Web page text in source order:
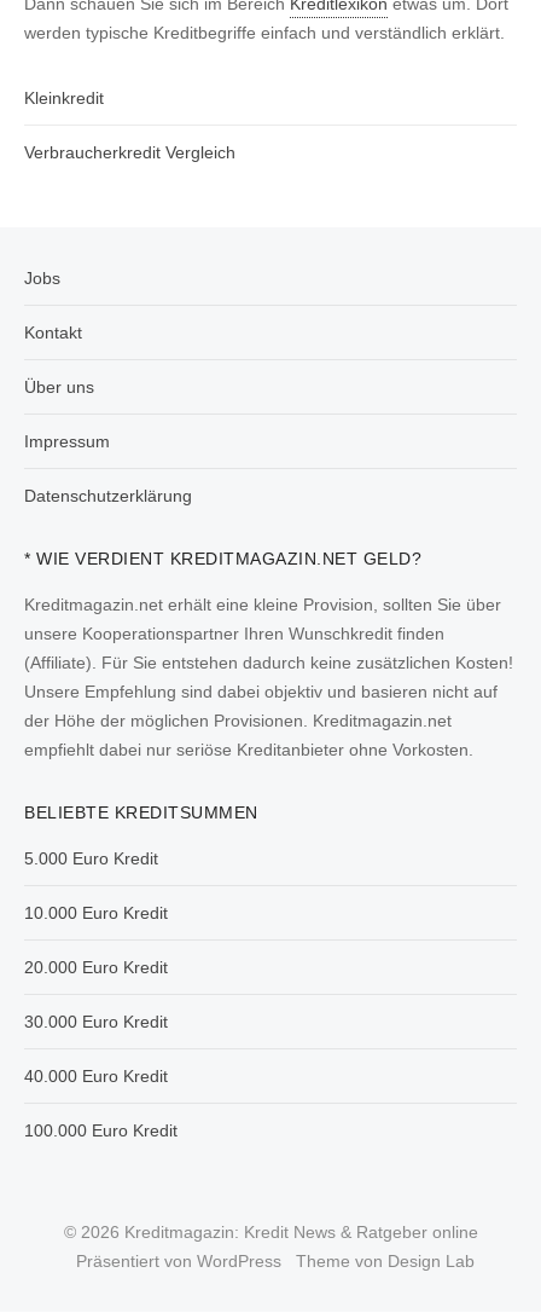
werden typische Kreditbegriffe einfach und verständlich erklärt.
Kleinkredit
Verbraucherkredit Vergleich
Jobs
Kontakt
Über uns
Impressum
Datenschutzerklärung
* WIE VERDIENT KREDITMAGAZIN.NET GELD?
Kreditmagazin.net erhält eine kleine Provision, sollten Sie über
unsere Kooperationspartner Ihren Wunschkredit finden
(Affiliate). Für Sie entstehen dadurch keine zusätzlichen Kosten!
Unsere Empfehlung sind dabei objektiv und basieren nicht auf
der Höhe der möglichen Provisionen. Kreditmagazin.net
empfiehlt dabei nur seriöse Kreditanbieter ohne Vorkosten.
BELIEBTE KREDITSUMMEN
5.000 Euro Kredit
10.000 Euro Kredit
20.000 Euro Kredit
30.000 Euro Kredit
40.000 Euro Kredit
100.000 Euro Kredit
© 2026 Kreditmagazin: Kredit News & Ratgeber online
Präsentiert von WordPress
Theme von Design Lab